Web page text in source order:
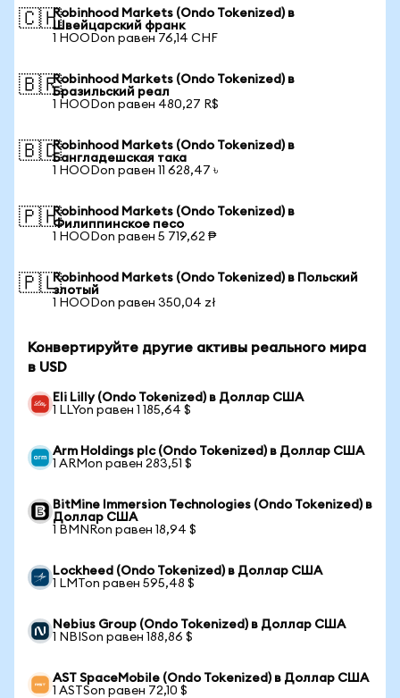
🇨🇭Robinhood Markets (Ondo Tokenized) в
Швейцарский франк
1 HOODon равен 76,14 CHF
🇧🇷Robinhood Markets (Ondo Tokenized) в
Бразильский реал
1 HOODon равен 480,27 R$
🇧🇩Robinhood Markets (Ondo Tokenized) в
Бангладешская така
1 HOODon равен 11 628,47 ৳
🇵🇭Robinhood Markets (Ondo Tokenized) в
Филиппинское песо
1 HOODon равен 5 719,62 ₱
🇵🇱Robinhood Markets (Ondo Tokenized) в Польский
злотый
1 HOODon равен 350,04 zł
Конвертируйте другие активы реального мира
в USD
Eli Lilly (Ondo Tokenized) в Доллар США
1 LLYon равен 1 185,64 $
Arm Holdings plc (Ondo Tokenized) в Доллар США
1 ARMon равен 283,51 $
BitMine Immersion Technologies (Ondo Tokenized) в
Доллар США
1 BMNRon равен 18,94 $
Lockheed (Ondo Tokenized) в Доллар США
1 LMTon равен 595,48 $
Nebius Group (Ondo Tokenized) в Доллар США
1 NBISon равен 188,86 $
AST SpaceMobile (Ondo Tokenized) в Доллар США
1 ASTSon равен 72,10 $